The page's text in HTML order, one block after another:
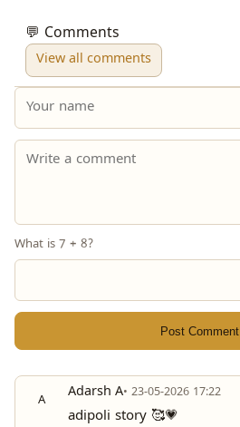
💬 Comments
View all comments
What is 7 + 8?
Post Comment
A Adarsh A• 23-05-2026 17:22
adipoli story 🥰💗